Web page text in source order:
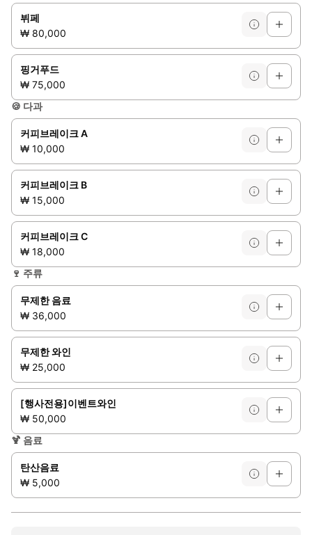
뷔페
₩ 80,000
핑거푸드
₩ 75,000
🍪 다과
커피브레이크 A
₩ 10,000
커피브레이크 B
₩ 15,000
커피브레이크 C
₩ 18,000
🍷 주류
무제한 음료
₩ 36,000
무제한 와인
₩ 25,000
[행사전용]이벤트와인
₩ 50,000
🍹 음료
탄산음료
₩ 5,000